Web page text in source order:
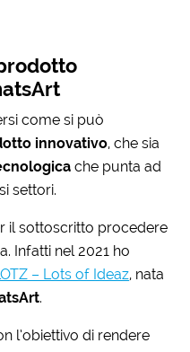
come si può
innovativo, che sia
che punta ad
settori.
il sottoscritto procedere
Infatti nel 2021 ho
– Lots of Ideaz, nata
.
l’obiettivo di rendere